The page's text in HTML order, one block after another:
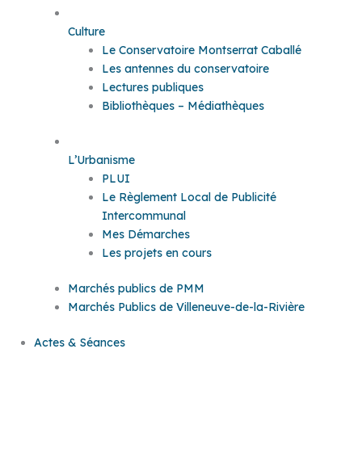
Culture
Le Conservatoire Montserrat Caballé
Les antennes du conservatoire
Lectures publiques
Bibliothèques – Médiathèques
L’Urbanisme
PLUI
Le Règlement Local de Publicité
Intercommunal
Mes Démarches
Les projets en cours
Marchés publics de PMM
Marchés Publics de Villeneuve-de-la-Rivière
Actes & Séances